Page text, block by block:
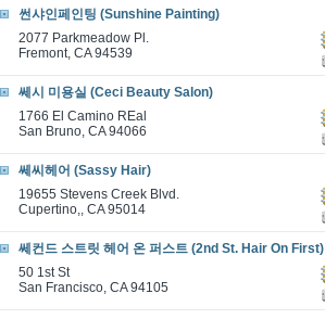
썬샤인페인팅 (Sunshine Painting)
2077 Parkmeadow Pl.
Fremont, CA 94539
쎄시 미용실 (Ceci Beauty Salon)
1766 El Camino REal
San Bruno, CA 94066
쎄씨헤어 (Sassy Hair)
19655 Stevens Creek Blvd.
Cupertino,, CA 95014
쎄컨드 스트릿 헤어 온 퍼스트 (2nd St. Hair On First)
50 1st St
San Francisco, CA 94105